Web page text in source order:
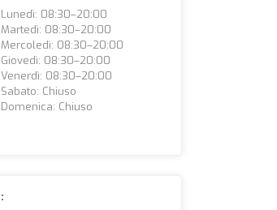
Lunedì: 08:30–20:00
Martedì: 08:30–20:00
Mercoledì: 08:30–20:00
Giovedì: 08:30–20:00
Venerdì: 08:30–20:00
Sabato: Chiuso
Domenica: Chiuso
: